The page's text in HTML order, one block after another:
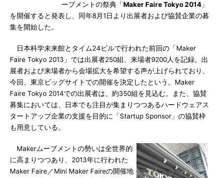
ーブメントの祭典「Maker Faire Tokyo 2014 」
を開催すると発表し、同年8月1日より出展者および協賛企業の募
集を開始した。
日本科学未来館とタイム24ビルで行われた前回の「Maker
Faire Tokyo 2013」では出展者250組、来場者9200人を記録。出
展者および来場者から会場拡大を希望する声が上げられており、
今回、東京ビッグサイトでの開催を決定したという。Maker
Faire Tokyo 2014での出展者は、約350組を見込む。また、協賛
募集においては、日本でも注目が集まりつつあるハードウェアス
タートアップ企業の支援を目的に「Startup Sponsor」の協賛枠
も用意している。
Makerムーブメントの勢いは全世界的
に高まりつつあり、2013年に行われた
Maker Faire／Mini Maker Faireの開催地